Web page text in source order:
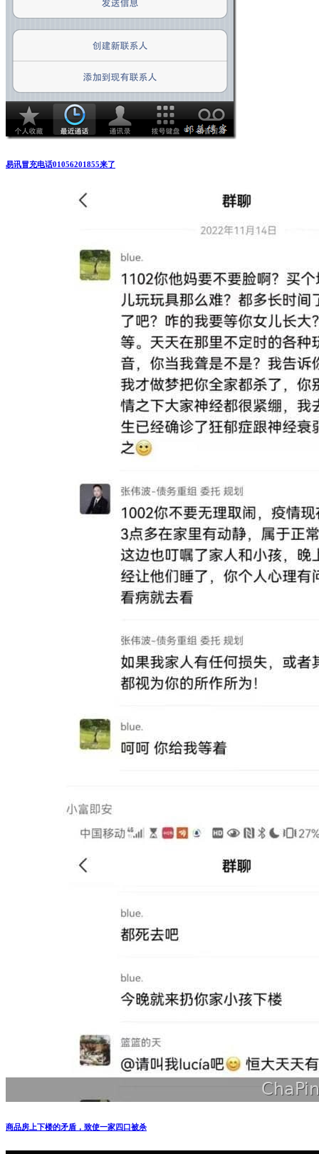
易讯冒充电话01056201855来了
商品房上下楼的矛盾，致使一家四口被杀